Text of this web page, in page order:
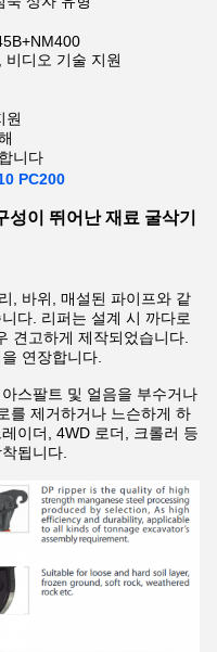
비디오 기술 지원
원
니다
PC200
이 뛰어난 재료 굴삭기
, 바위, 매설된 파이프와 같
다. 리퍼는 설계 시 까다로
견고하게 제작되었습니다.
연장합니다.
스팔트 및 얼음을 부수거나
를 제거하거나 느슨하게 하
이더, 4WD 로더, 크롤러 등
됩니다.